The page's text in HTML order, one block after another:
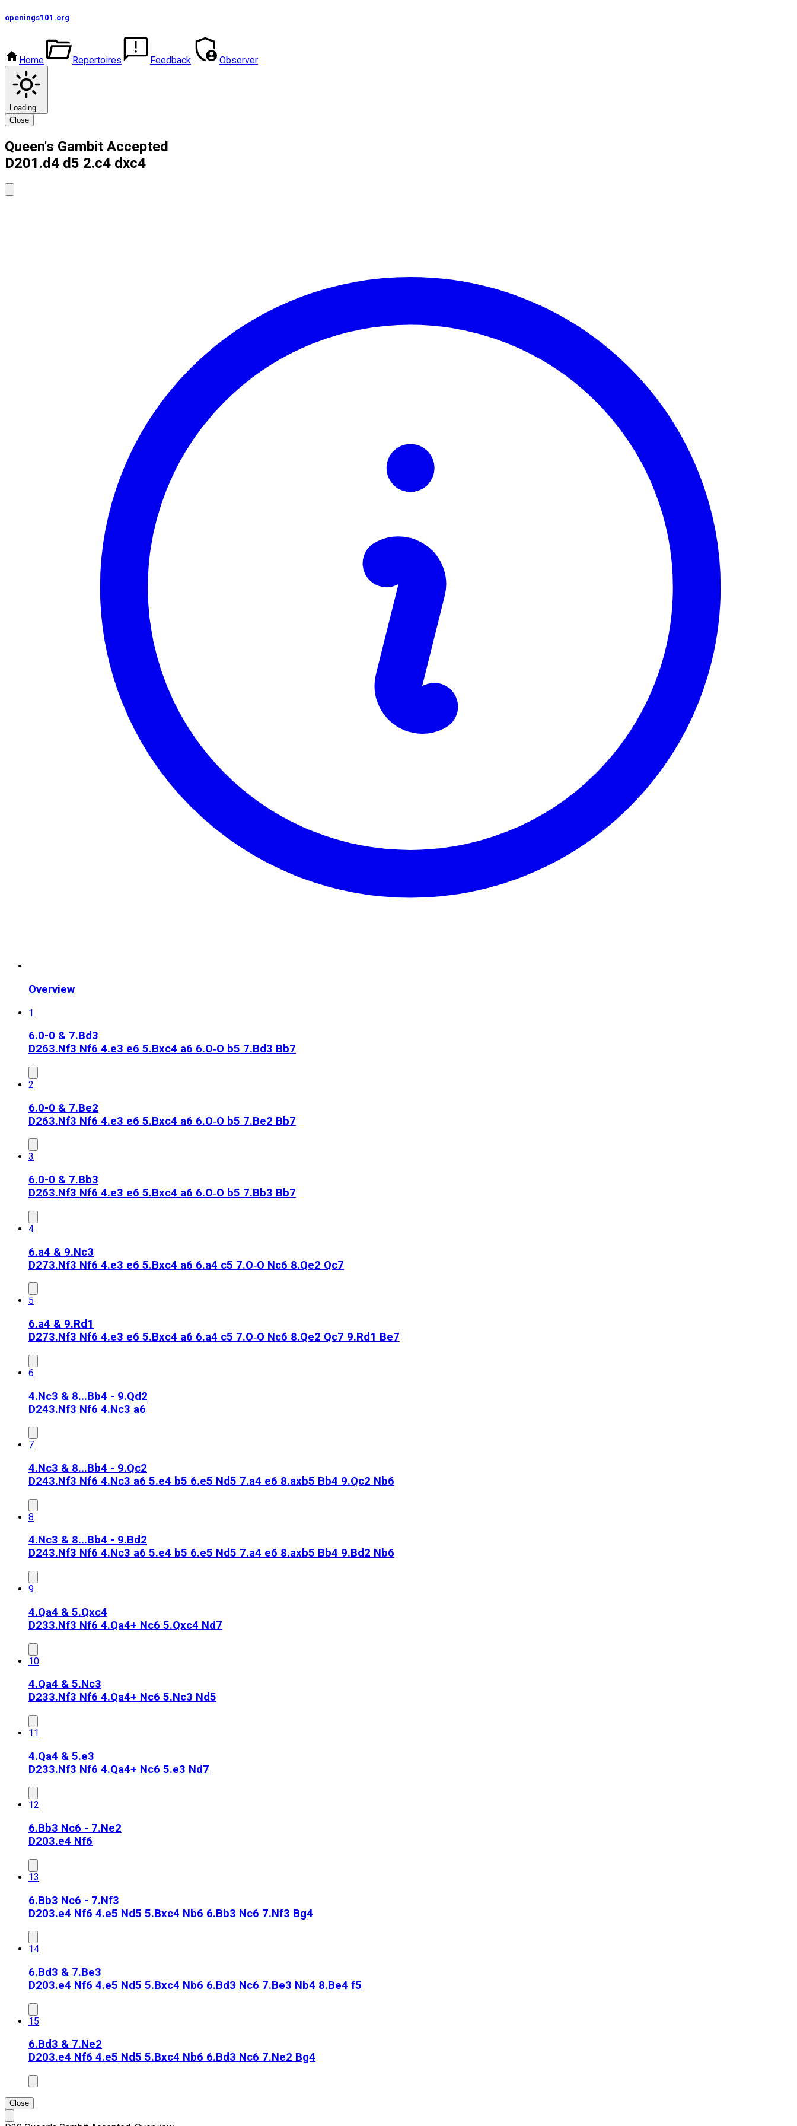
openings101 .org
Home Repertoires Feedback Observer
Loading...
Close
Queen's Gambit Accepted
D201.d4 d5 2.c4 dxc4
Overview
1
6.0-0 & 7.Bd3
D263.Nf3 Nf6 4.e3 e6 5.Bxc4 a6 6.O‑O b5 7.Bd3 Bb7
2
6.0-0 & 7.Be2
D263.Nf3 Nf6 4.e3 e6 5.Bxc4 a6 6.O‑O b5 7.Be2 Bb7
3
6.0-0 & 7.Bb3
D263.Nf3 Nf6 4.e3 e6 5.Bxc4 a6 6.O‑O b5 7.Bb3 Bb7
4
6.a4 & 9.Nc3
D273.Nf3 Nf6 4.e3 e6 5.Bxc4 a6 6.a4 c5 7.O‑O Nc6 8.Qe2 Qc7
5
6.a4 & 9.Rd1
D273.Nf3 Nf6 4.e3 e6 5.Bxc4 a6 6.a4 c5 7.O‑O Nc6 8.Qe2 Qc7 9.Rd1 Be7
6
4.Nc3 & 8...Bb4 - 9.Qd2
D243.Nf3 Nf6 4.Nc3 a6
7
4.Nc3 & 8...Bb4 - 9.Qc2
D243.Nf3 Nf6 4.Nc3 a6 5.e4 b5 6.e5 Nd5 7.a4 e6 8.axb5 Bb4 9.Qc2 Nb6
8
4.Nc3 & 8...Bb4 - 9.Bd2
D243.Nf3 Nf6 4.Nc3 a6 5.e4 b5 6.e5 Nd5 7.a4 e6 8.axb5 Bb4 9.Bd2 Nb6
9
4.Qa4 & 5.Qxc4
D233.Nf3 Nf6 4.Qa4+ Nc6 5.Qxc4 Nd7
10
4.Qa4 & 5.Nc3
D233.Nf3 Nf6 4.Qa4+ Nc6 5.Nc3 Nd5
11
4.Qa4 & 5.e3
D233.Nf3 Nf6 4.Qa4+ Nc6 5.e3 Nd7
12
6.Bb3 Nc6 - 7.Ne2
D203.e4 Nf6
13
6.Bb3 Nc6 - 7.Nf3
D203.e4 Nf6 4.e5 Nd5 5.Bxc4 Nb6 6.Bb3 Nc6 7.Nf3 Bg4
14
6.Bd3 & 7.Be3
D203.e4 Nf6 4.e5 Nd5 5.Bxc4 Nb6 6.Bd3 Nc6 7.Be3 Nb4 8.Be4 f5
15
6.Bd3 & 7.Ne2
D203.e4 Nf6 4.e5 Nd5 5.Bxc4 Nb6 6.Bd3 Nc6 7.Ne2 Bg4
Close